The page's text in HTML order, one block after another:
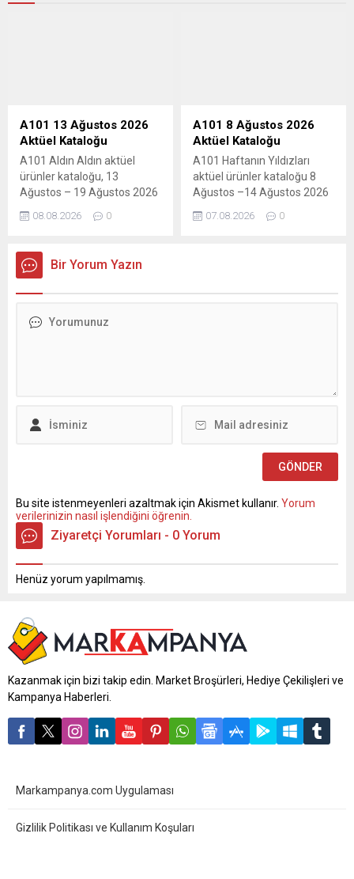
A101 13 Ağustos 2026
Aktüel Kataloğu
A101 Aldın Aldın aktüel
ürünler kataloğu, 13
Ağustos – 19 Ağustos 2026
14 sayfalık A101
televizyon, beyaz eşya,
mutfak ürünleri, ev tekstili,
taşıtlar kategorilerinden
08.08.2026 0
A101 8 Ağustos 2026
Aktüel Kataloğu
A101 Haftanın Yıldızları
aktüel ürünler kataloğu 8
Ağustos –14 Ağustos 2026
A101 broşürü 3 sayfadan
07.08.2026 0
Bir Yorum Yazın
Bu site istenmeyenleri azaltmak için Akismet kullanır. Yorum
verilerinizin nasıl işlendiğini öğrenin.
Ziyaretçi Yorumları - 0 Yorum
Henüz yorum yapılmamış.
Kazanmak için bizi takip edin. Market Broşürleri, Hediye Çekilişleri ve
Kampanya Haberleri.
Markampanya.com Uygulaması
Gizlilik Politikası ve Kullanım Koşuları